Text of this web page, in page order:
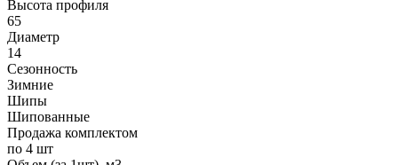
Высота профиля
65
Диаметр
14
Сезонность
Зимние
Шипы
Шипованные
Продажа комплектом
по 4 шт